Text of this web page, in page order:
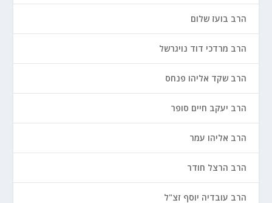
הרב בועז שלום
הרב מרדכי דוד נויגרשל
הרב שקד אליהו פנחס
הרב יעקב חיים סופר
הרב אליהו עמר
הרב הרצל חודר
הרב עובדיה יוסף זצ"ל